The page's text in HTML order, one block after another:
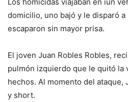
domicilio, uno bajó y le disparó
escaparon sin mayor prisa.
El joven Juan Robles Robles,
pulmón izquierdo que le quitó la
hechos. Al momento del ataque,
y short.